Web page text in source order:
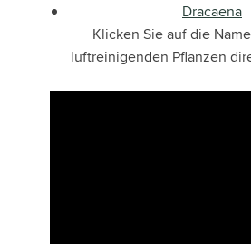
Dracaena
Klicken Sie auf die
luftreinigenden Pflanzen